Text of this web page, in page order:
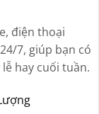
điện thoại
7, giúp bạn có
hay cuối tuần.